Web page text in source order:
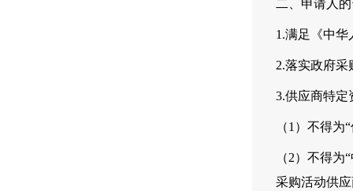
二、申请人
1.满足《中
2.落实政府
3.供应商特定
（1）不得
（2）不得
采购活动供